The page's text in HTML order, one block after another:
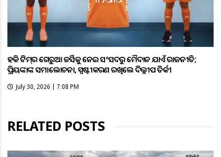
ହକି ଟିମ୍‌ର ଗେରୁଆ ଜର୍ସିକୁ ନେଇ ସଂସଦରୁ ମୈଦାନ ଯାଏଁ ରାଜନୀତି;
ପ୍ରିୟଙ୍କାଙ୍କ ସମାଲୋଚନା, ସ୍ପଷ୍ଟୀକରଣ ରଖିଲେ ଦିଲ୍ଲୀପ ତିର୍କୀ
July 30, 2026 | 7:08 PM
RELATED POSTS